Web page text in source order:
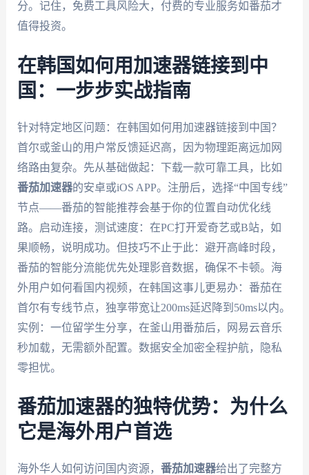
分。记住，免费工具风险大，付费的专业服务如番茄才
值得投资。
在韩国如何用加速器链接到中
国：一步步实战指南
针对特定地区问题：在韩国如何用加速器链接到中国？
首尔或釜山的用户常反馈延迟高，因为物理距离远加网
络路由复杂。先从基础做起：下载一款可靠工具，比如
番茄加速器的安卓或iOS APP。注册后，选择“中国专线”
节点——番茄的智能推荐会基于你的位置自动优化线
路。启动连接，测试速度：在PC打开爱奇艺或B站，如
果顺畅，说明成功。但技巧不止于此：避开高峰时段，
番茄的智能分流能优先处理影音数据，确保不卡顿。海
外用户如何看国内视频，在韩国这事儿更易办：番茄在
首尔有专线节点，独享带宽让200ms延迟降到50ms以内。
实例：一位留学生分享，在釜山用番茄后，网易云音乐
秒加载，无需额外配置。数据安全加密全程护航，隐私
零担忧。
番茄加速器的独特优势：为什么
它是海外用户首选
海外华人如何访问国内资源， 番茄加速器给出了完整方